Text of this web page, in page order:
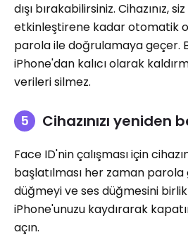
dışı bırakabilirsiniz. Cihazınız,
etkinleştirene kadar otomatik
parola ile doğrulamaya geçer.
iPhone'dan kalıcı olarak
verileri silmez.
Cihazınızı yeniden
Face ID'nin çalışması için
başlatılması her zaman
düğmeyi ve ses düğmesini
iPhone'unuzu kaydırarak
açın.